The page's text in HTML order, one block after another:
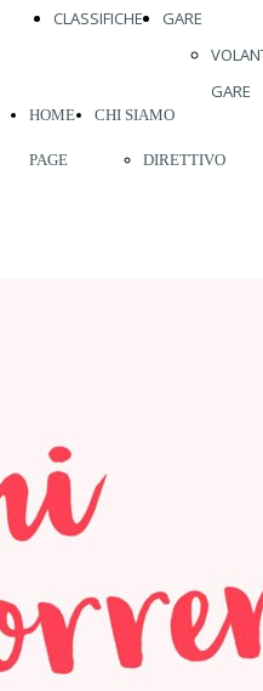
CLASSIFICHE
GARE
GARE
HOME
PAGE
CHI SIAMO
DIRETTIVO